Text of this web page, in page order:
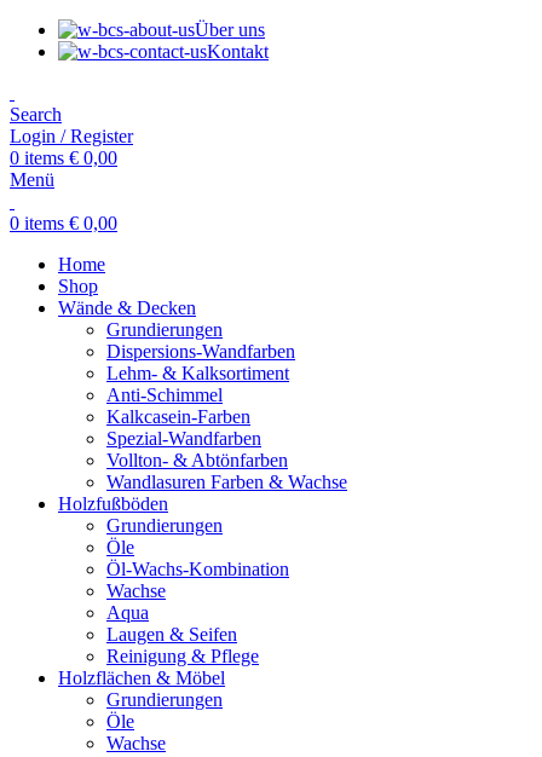
Über uns
Kontakt
Search
Login / Register
0 items € 0,00
Menü
0 items € 0,00
Home
Shop
Wände & Decken
Grundierungen
Dispersions-Wandfarben
Lehm- & Kalksortiment
Anti-Schimmel
Kalkcasein-Farben
Spezial-Wandfarben
Vollton- & Abtönfarben
Wandlasuren Farben & Wachse
Holzfußböden
Grundierungen
Öle
Öl-Wachs-Kombination
Wachse
Aqua
Laugen & Seifen
Reinigung & Pflege
Holzflächen & Möbel
Grundierungen
Öle
Wachse